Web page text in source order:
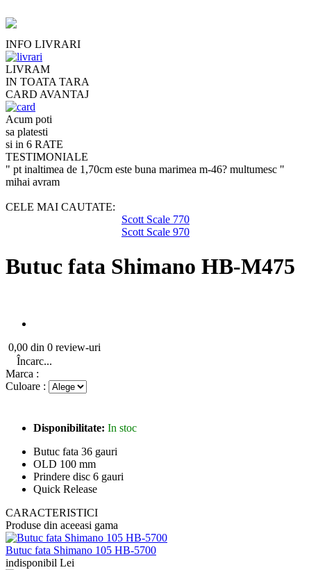
INFO LIVRARI
LIVRAM
IN TOATA TARA
CARD AVANTAJ
Acum poti
sa platesti
si in 6 RATE
TESTIMONIALE
" pt inaltimea de 1,70cm este buna marimea m-46? multumesc "
mihai avram
CELE MAI CAUTATE:
Scott Scale 770
Scott Scale 970
Butuc fata Shimano HB-M475
0,00 din 0 review-uri
Încarc...
Marca :
Culoare :
Disponibilitate: In stoc
Butuc fata 36 gauri
OLD 100 mm
Prindere disc 6 gauri
Quick Release
CARACTERISTICI
Produse din aceeasi gama
Butuc fata Shimano 105 HB-5700
indisponibil Lei